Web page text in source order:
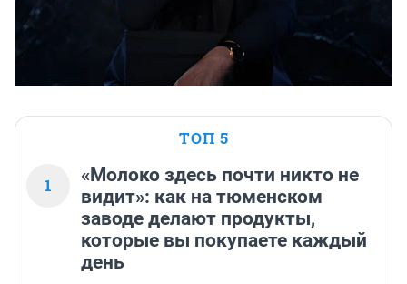
ТОП 5
1
«Молоко здесь почти никто не
видит»: как на тюменском
заводе делают продукты,
которые вы покупаете каждый
день